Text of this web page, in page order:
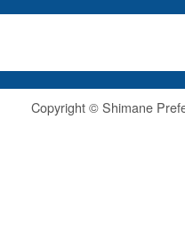
Copyright © Shimane